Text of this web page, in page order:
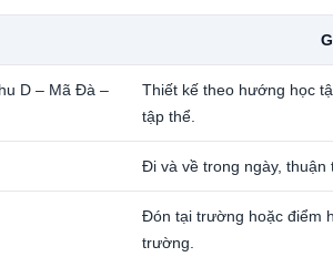
D – Mã Đà –
Thiết kế theo hướng học
tập thể.
Đi và về trong ngày, thuận
Đón tại trường hoặc điểm
trường.